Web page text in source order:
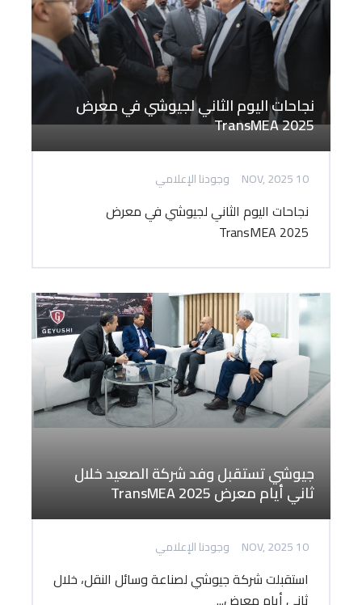
نجاحات اليوم الثاني لجيوشي في معرض
TransMEA 2025
10 NOV, 2025 وجودنا الإعلامي
نجاحات اليوم الثاني لجيوشي في معرض
TransMEA 2025
جيوشي تستقبل وفد شركة الصعيد خلال
ثاني أيام معرض TransMEA 2025
10 NOV, 2025 وجودنا الإعلامي
استقبلت شركة جيوشي لصناعة وسائل النقل، خلال
ثاني أيام معرض...